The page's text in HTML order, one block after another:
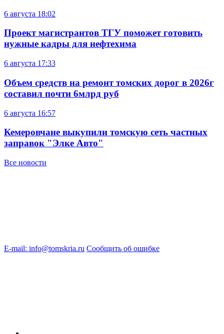
6 августа 18:02
Проект магистрантов ТГУ поможет готовить
нужные кадры для нефтехима
6 августа 17:33
Объем средств на ремонт томских дорог в 2026г
составил почти 6млрд руб
6 августа 16:57
Кемеровчане выкупили томскую сеть частных
заправок "Элке Авто"
Все новости
E-mail: info@tomskria.ru Сообщить об ошибке